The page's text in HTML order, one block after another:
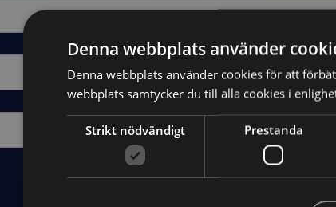
Denna webbplats använder
Denna webbplats använder cookies för att
webbplats samtycker du till alla cookies i
Strikt nödvändigt Prestanda